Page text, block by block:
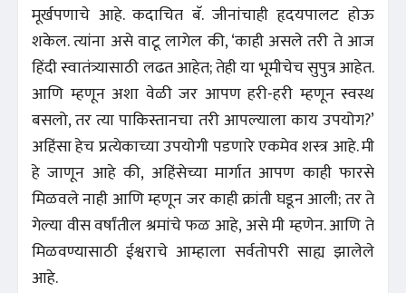
मूर्खपणाचे आहे. कदाचित बॅ. जीनांचाही हृदयपालट होऊ
शकेल. त्यांना असे वाटू लागेल की, ‘काही असले तरी ते आज
हिंदी स्वातंत्र्यासाठी लढत आहेत; तेही या भूमीचेच सुपुत्र आहेत.
आणि म्हणून अशा वेळी जर आपण हरी-हरी म्हणून स्वस्थ
बसलो, तर त्या पाकिस्तानचा तरी आपल्याला काय उपयोग?’
अहिंसा हेच प्रत्येकाच्या उपयोगी पडणारे एकमेव शस्त्र आहे. मी
हे जाणून आहे की, अहिंसेच्या मार्गात आपण काही फारसे
मिळवले नाही आणि म्हणून जर काही क्रांती घडून आली; तर ते
गेल्या वीस वर्षांतील श्रमांचे फळ आहे, असे मी म्हणेन. आणि ते
मिळवण्यासाठी ईश्वराचे आम्हाला सर्वतोपरी साह्य झालेले
आहे.